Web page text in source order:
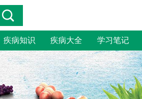
疾病知识 疾病大全 学习笔记